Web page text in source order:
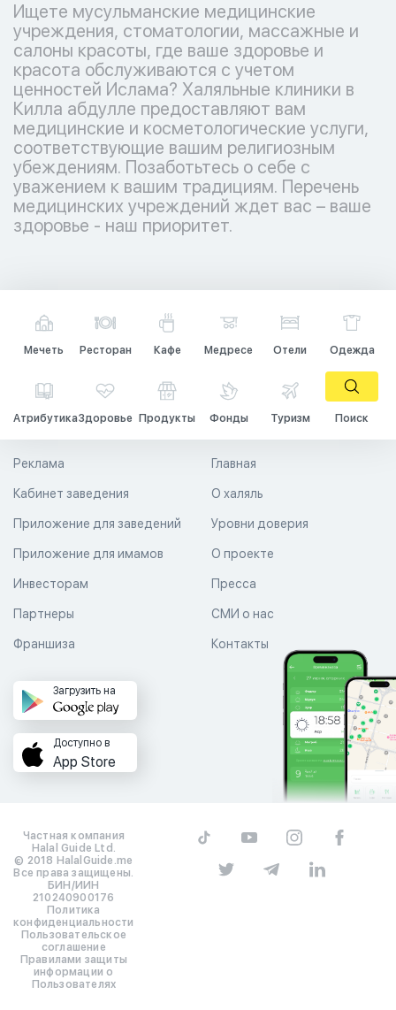
Ищете мусульманские медицинские
учреждения, стоматологии, массажные и
салоны красоты, где ваше здоровье и
красота обслуживаются с учетом
ценностей Ислама? Халяльные клиники в
Килла абдулле предоставляют вам
медицинские и косметологические услуги,
соответствующие вашим религиозным
убеждениям. Позаботьтесь о себе с
уважением к вашим традициям. Перечень
медицинских учреждений ждет вас – ваше
здоровье - наш приоритет.
Мечеть Ресторан Кафе Медресе Отели Одежда
АтрибутикаЗдоровье Продукты Фонды Туризм Поиск
Главная
О халяль
Уровни доверия
Реклама
Кабинет заведения
Приложение для заведений
Приложение для имамов О проекте
Пресса
СМИ о нас
Контакты
Инвесторам
Партнеры
Франшиза
Загрузить на
Доступно в
App Store
Частная компания
Halal Guide Ltd.
© 2018 HalalGuide.me
Все права защищены.
БИН/ИИН
210240900176
Политика
конфиденциальности
Пользовательское
соглашение
Правилами защиты
информации о
Пользователях